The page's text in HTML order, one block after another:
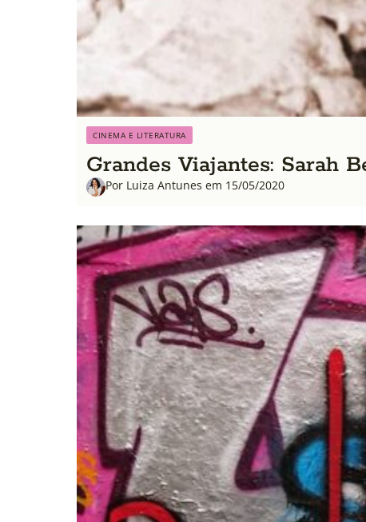
CINEMA E LITERATURA
Grandes Viajantes: Sarah
Por Luiza Antunes em 15/05/2020